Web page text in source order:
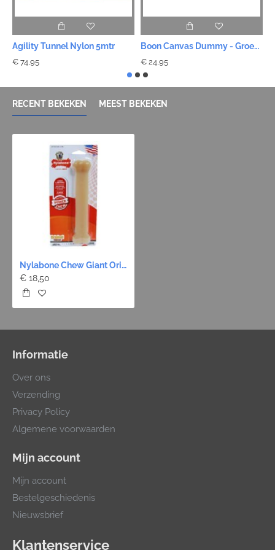
Agility Tunnel Nylon 5mtr
€ 74,95
Boon Canvas Dummy - Groen 500gr
€ 24,95
RECENT BEKEKEN MEEST BEKEKEN
Nylabone Chew Giant Original - tot 23kg
€ 18,50
Informatie
Over ons
Verzending
Privacy Policy
Algemene voorwaarden
Mijn account
Mijn account
Bestelgeschiedenis
Nieuwsbrief
Klantenservice